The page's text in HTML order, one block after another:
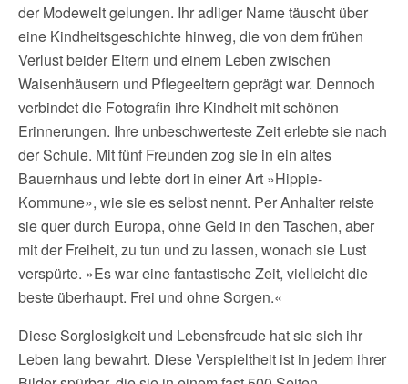
der Modewelt gelungen. Ihr adliger Name täuscht über
eine Kindheitsgeschichte hinweg, die von dem frühen
Verlust beider Eltern und einem Leben zwischen
Waisenhäusern und Pflegeeltern geprägt war. Dennoch
verbindet die Fotografin ihre Kindheit mit schönen
Erinnerungen. Ihre unbeschwerteste Zeit erlebte sie nach
der Schule. Mit fünf Freunden zog sie in ein altes
Bauernhaus und lebte dort in einer Art »Hippie-
Kommune», wie sie es selbst nennt. Per Anhalter reiste
sie quer durch Europa, ohne Geld in den Taschen, aber
mit der Freiheit, zu tun und zu lassen, wonach sie Lust
verspürte. »Es war eine fantastische Zeit, vielleicht die
beste überhaupt. Frei und ohne Sorgen.«
Diese Sorglosigkeit und Lebensfreude hat sie sich ihr
Leben lang bewahrt. Diese Verspieltheit ist in jedem ihrer